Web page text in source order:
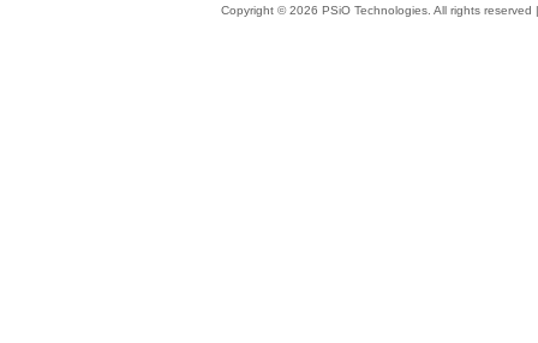
Copyright © 2026 PSiO Technologies. All rights reserved